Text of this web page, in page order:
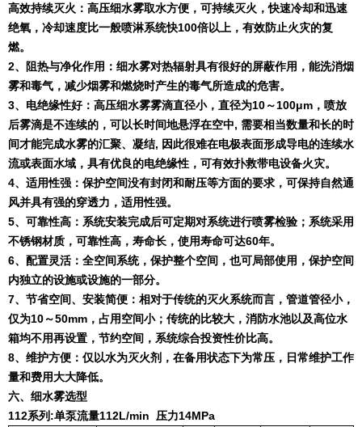
高效持续灭火：高压细水雾取水方便，可持续灭火，快速冷却和迅速
绝氧，冷却速度比一般喷淋系统快100倍以上，有效防止火灾的复
燃。
2、阻热与净化作用：细水雾对热辐射具有很好的屏蔽作用，能洗消烟
雾和毒气，减少烟雾和燃烧时产生的毒气所造成的危害。
3、电绝缘性好：高压细水雾雾滴直径小，直径为10～100μm ，喷放
后雾滴是不连续的，可以长时间地悬浮在空中, 需要相当数量和长的时
间才能完成水雾的汇聚、凝结, 因此很难在电极表面形成导电的连续水
流或表面水域，具有优良的电绝缘性，可有效扑救带电设备火灾。
4、适用性强：保护空间没有封闭和耐压等方面的要求，可保持自然通
风并具有强的穿透力，适用性强。
5、可靠性高：系统安装完成后可定期对系统进行喷雾检验；系统采用
不锈钢材质，可靠性高，寿命长，使用寿命可达60年。
6、配置灵活：全空间系统，保护整个空间，也可局部使用，保护空间
内独立的设施或设施的一部分。
7、节省空间、安装简便：相对于传统的灭火系统而言，管道管径小，
仅为10～50mm ，占用空间小；传统的比较大，消防水池以及高位水
箱均不用再设置，节约空间，系统综合投资性价比高。
8、维护方便：仅以水为灭火剂，在备用状态下为常压，日常维护工作
量和费用大大降低。
六、细水雾选型
112系列 :单泵流量112L/min 压力14MPa